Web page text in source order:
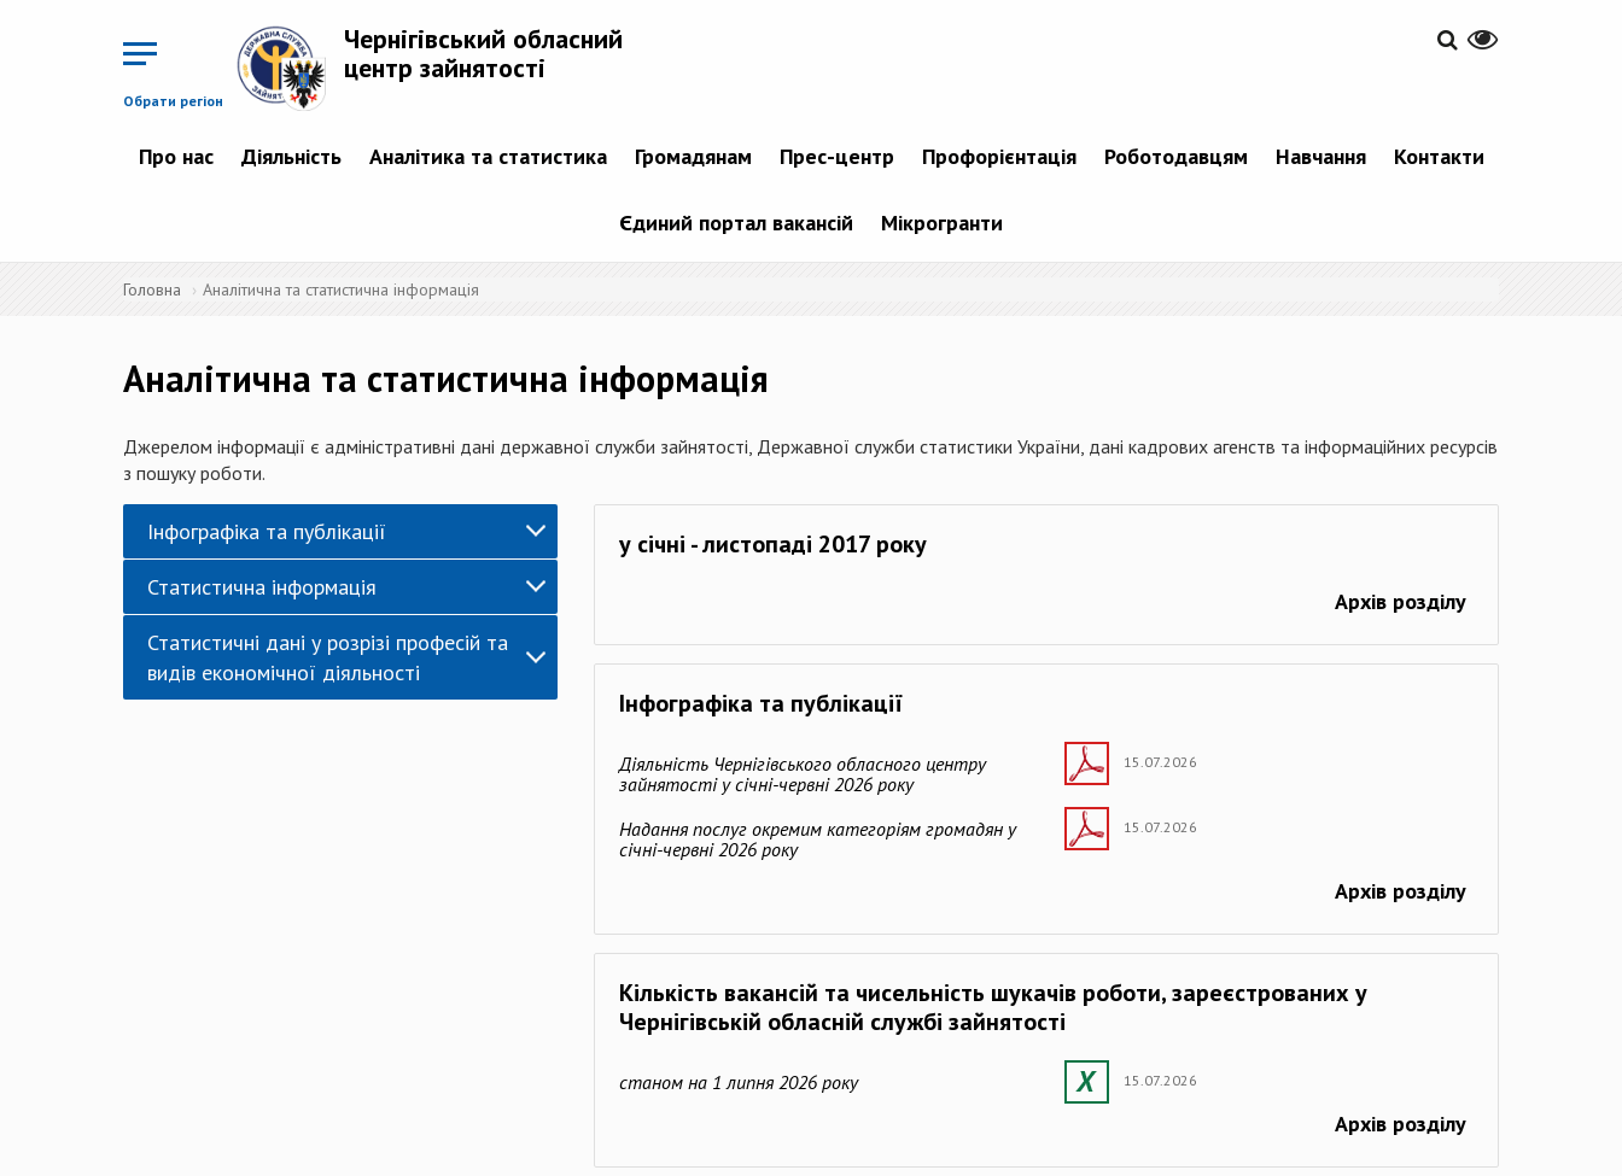
Обрати регіон
Чернігівський обласний
центр зайнятості
Про нас Діяльність Аналітика та статистика Громадянам Прес-центр Профорієнтація Роботодавцям Навчання Контакти
Єдиний портал вакансій Мікрогранти
Головна Аналітична та статистична інформація
Аналітична та статистична інформація
Джерелом інформації є адміністративні дані державної служби зайнятості, Державної служби статистики України, дані кадрових агенств та інформаційних ресурсів
з пошуку роботи.
Інфографіка та публікації
Статистична інформація
Статистичні дані у розрізі професій та
видів економічної діяльності
у січні - листопаді 2017 року
Архів розділу
Інфографіка та публікації
Діяльність Чернігівського обласного центру
зайнятості у січні-червні 2026 року
15.07.2026
Надання послуг окремим категоріям громадян у
січні-червні 2026 року
15.07.2026
Архів розділу
Кількість вакансій та чисельність шукачів роботи, зареєстрованих у
Чернігівській обласній службі зайнятості
станом на 1 липня 2026 року 15.07.2026
Архів розділу